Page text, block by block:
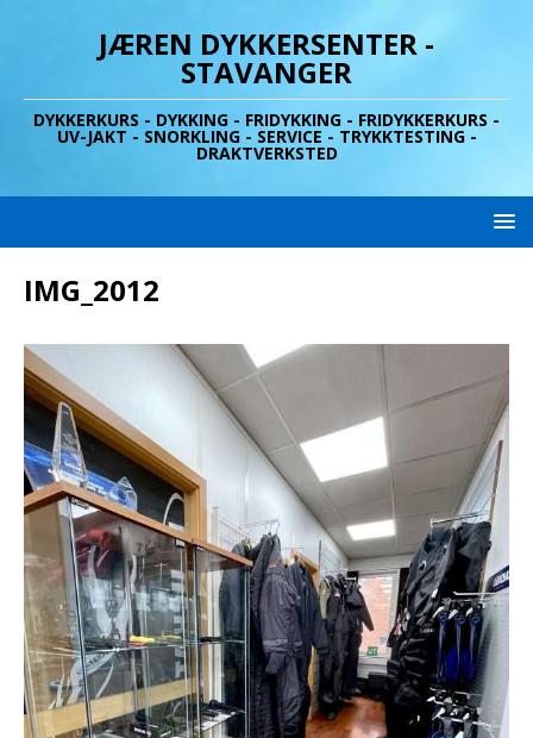
JÆREN DYKKERSENTER -
STAVANGER
DYKKERKURS - DYKKING - FRIDYKKING - FRIDYKKERKURS -
UV-JAKT - SNORKLING - SERVICE - TRYKKTESTING -
DRAKTVERKSTED
IMG_2012